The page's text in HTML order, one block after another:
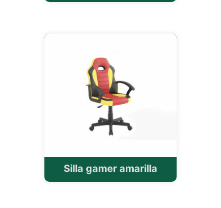
Silla gamer amarilla